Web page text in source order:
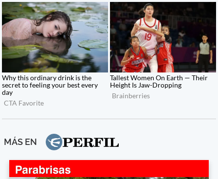
MÁS EN